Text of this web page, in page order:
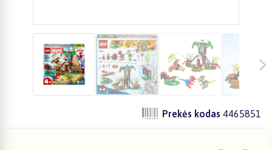
Prekės kodas 4465851